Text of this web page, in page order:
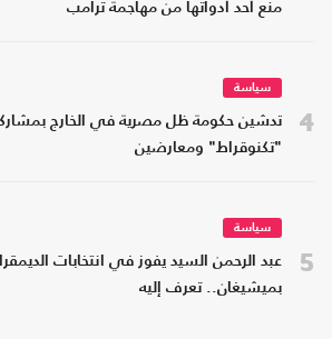
منع أحد أدواتها من مهاجمة ترامب
4
سياسة
تدشين حكومة ظل مصرية في الخارج
"تكنوقراط" ومعارضين
5
سياسة
عبد الرحمن السيد يفوز في انتخابات
بميشيغان.. تعرف إليه